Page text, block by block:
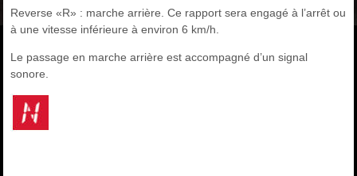
Reverse «R» : marche arrière. Ce rapport sera engagé à l’arrêt ou
à une vitesse inférieure à environ 6 km/h.
Le passage en marche arrière est accompagné d’un signal
sonore.